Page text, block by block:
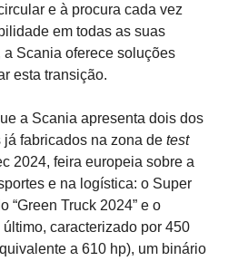
e à procura cada vez
em todas as suas
a Scania oferece soluções
esta transição.
a Scania apresenta dois dos
fabricados na zona de test
2024, feira europeia sobre a
e na logística: o Super
“Green Truck 2024” e o
caracterizado por 450
a 610 hp), um binário